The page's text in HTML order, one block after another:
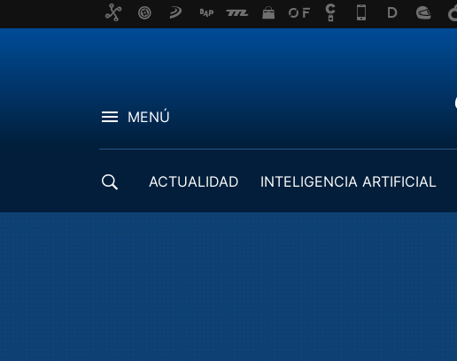
MENÚ
ACTUALIDAD INTELIGENCIA ARTIFICIAL